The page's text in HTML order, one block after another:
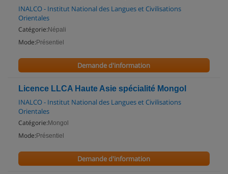
INALCO - Institut National des Langues et Civilisations
Orientales
Catégorie: Népali
Mode: Présentiel
Demande d'information
Licence LLCA Haute Asie spécialité Mongol
INALCO - Institut National des Langues et Civilisations
Orientales
Catégorie: Mongol
Mode: Présentiel
Demande d'information